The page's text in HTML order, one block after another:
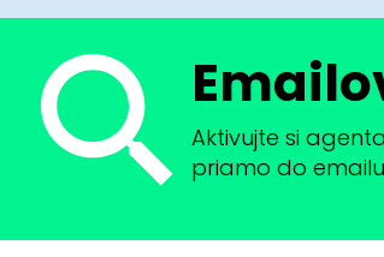
Aktivujte si
priamo do